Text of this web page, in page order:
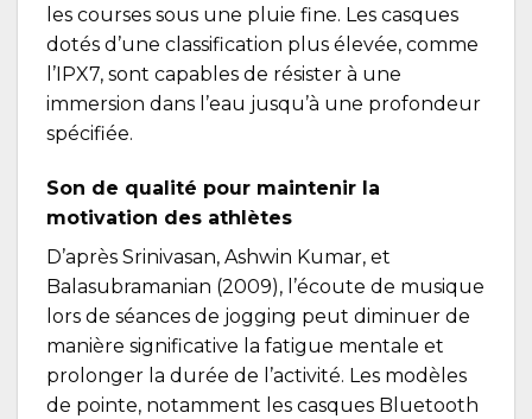
les courses sous une pluie fine. Les casques
dotés d’une classification plus élevée, comme
l’IPX7, sont capables de résister à une
immersion dans l’eau jusqu’à une profondeur
spécifiée.
Son de qualité pour maintenir la
motivation des athlètes
D’après Srinivasan, Ashwin Kumar, et
Balasubramanian (2009), l’écoute de musique
lors de séances de jogging peut diminuer de
manière significative la fatigue mentale et
prolonger la durée de l’activité. Les modèles
de pointe, notamment les casques Bluetooth